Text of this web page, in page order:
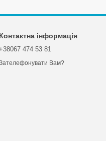
Контактна інформація
474 53 81
Вам?